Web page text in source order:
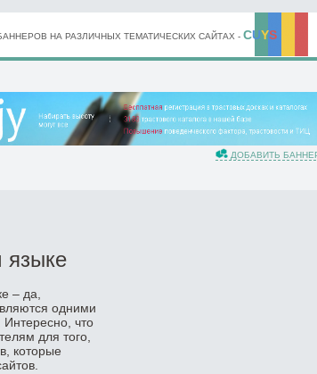
НА РАЗЛИЧНЫХ ТЕМАТИЧЕСКИХ САЙТАХ - CUYS
ДОБАВИТЬ
языке
– да,
одними
что
для того,
которые